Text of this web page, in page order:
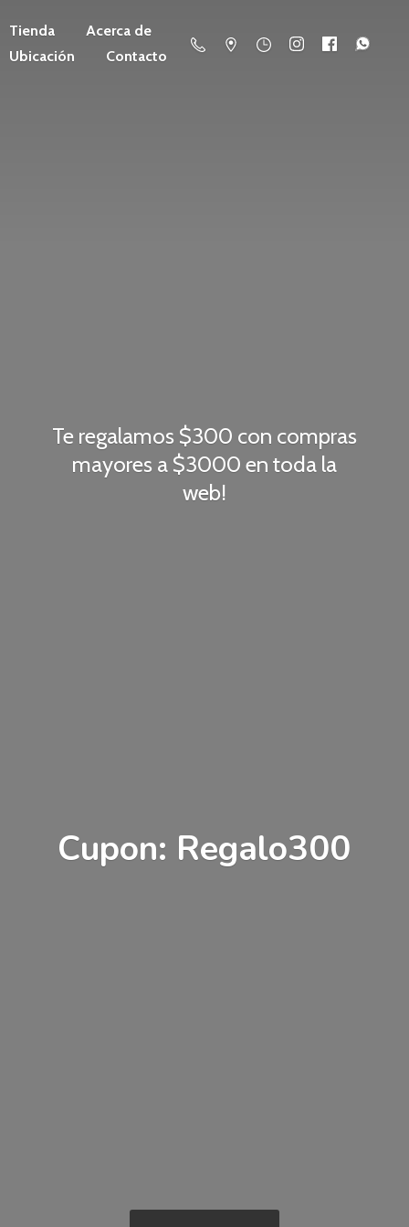
Tienda
Acerca de
Ubicación
Contacto
Cupon: Regalo300
Te regalamos $300 con compras
mayores a $3000 en toda la
web!